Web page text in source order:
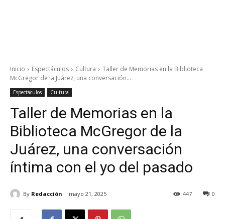
Inicio Espectáculos Cultura
Taller de Memorias en la Biblioteca
McGregor de la Juárez, una conversación...
Espectáculos Cultura
Taller de Memorias en la
Biblioteca McGregor de la
Juárez, una conversación
íntima con el yo del pasado
By Redacción mayo 21, 2025 0
447